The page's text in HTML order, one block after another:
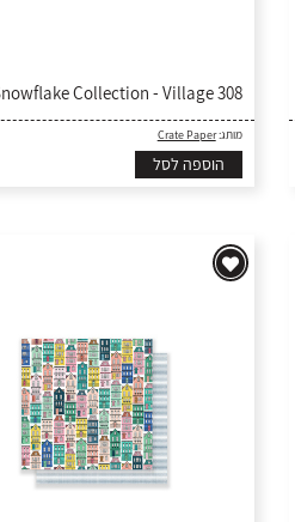
308 Snowflake Collection - Village
מותג:Crate Paper
הוספה לסל